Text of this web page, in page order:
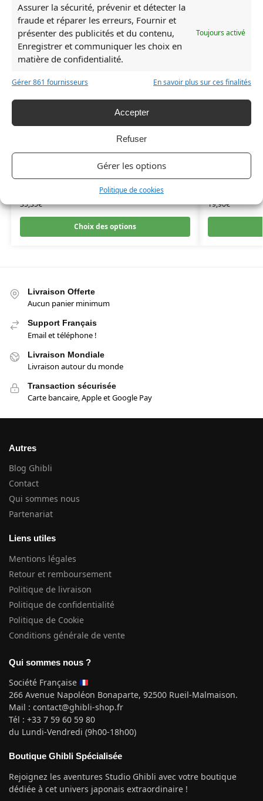
Assurer la sécurité, prévenir et détecter la
fraude et réparer les erreurs, Fournir et
présenter des publicités et du contenu,
Enregistrer et communiquer les choix en
matière de confidentialité.
Toujours activé
Gérer 861 fournisseurs En savoir plus sur ces finalités
Accepter
Refuser
Gérer les options
Politique de cookies
Rupture de stock
Figurine Chihiro Rond
35,35€
Choix des options
19,90€
Livraison Offerte
Aucun panier minimum
Support Français
Email et téléphone !
Livraison Mondiale
Livraison autour du monde
Transaction sécurisée
Carte bancaire, Apple et Google Pay
Autres
Blog Ghibli
Contact
Qui sommes nous
Partenariat
Liens utiles
Mentions légales
Retour et remboursement
Politique de livraison
Politique de confidentialité
Politique de Cookie
Conditions générale de vente
Qui sommes nous ?
Société Française
266 Avenue Napoléon Bonaparte, 92500 Rueil-Malmaison.
Mail : contact@ghibli-shop.fr
Tél : +33 7 59 60 59 80
du Lundi-Vendredi (9h00-18h00)
Boutique Ghibli Spécialisée
Rejoignez les aventures Studio Ghibli avec votre boutique
dédiée à cet univers japonais extraordinaire !